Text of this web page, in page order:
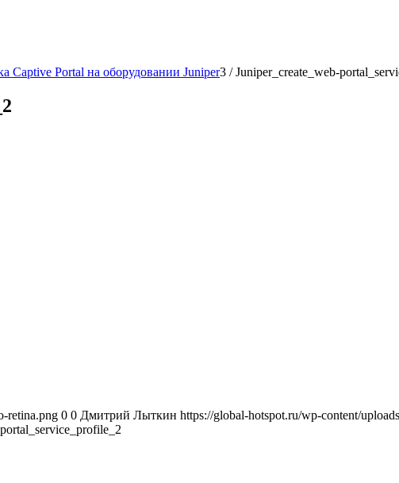
Captive Portal на оборудовании Juniper3 / Juniper_create_web-
retina.png 0 0 Дмитрий Лыткин https://global-hotspot.ru/wp-content/